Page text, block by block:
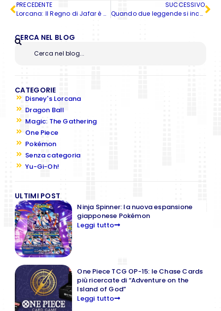
PRECEDENTE
Lorcana: Il Regno di Jafar è arrivato!
SUCCESSIVO
Quando due leggende si incontrano: Magic e FINAL FANTASY, un incantesimo che diventa realtà
CERCA NEL BLOG
CATEGORIE
Disney's Lorcana
Dragon Ball
Magic: The Gathering
One Piece
Pokémon
Senza categoria
Yu-Gi-Oh!
ULTIMI POST
Ninja Spinner: la nuova espansione
giapponese Pokémon
Leggi tutto
One Piece TCG OP-15: le Chase Cards
più ricercate di “Adventure on the
Island of God”
Leggi tutto